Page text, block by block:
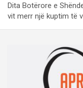
Dita Botërore e
vit merr një kuptim të